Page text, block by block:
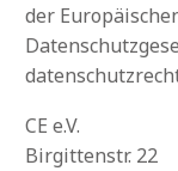
der
CE e.V.
Birgittenstr. 22